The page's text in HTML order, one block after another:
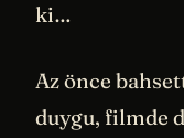
ki…
Az önce
duygu, filmde